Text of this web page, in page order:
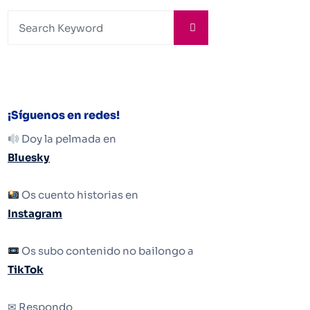
¡Síguenos en redes!
Doy la pelmada en
Bluesky
Os cuento historias en
Instagram
Os subo contenido no bailongo a
TikTok
✉ Respondo